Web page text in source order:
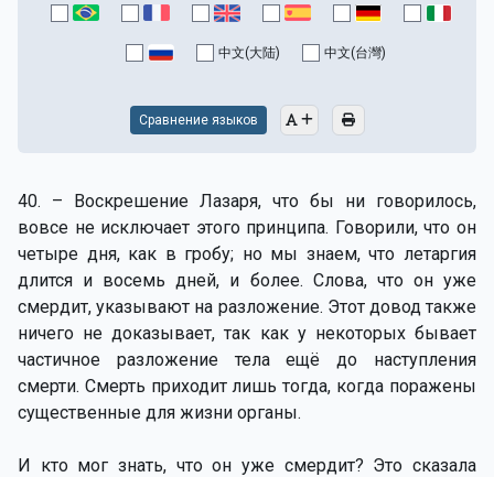
中文(大陆) 中文(台灣)
Сравнение языков
40. – Воскрешение Лазаря, что бы ни говорилось,
вовсе не исключает этого принципа. Говорили, что он
четыре дня, как в гробу; но мы знаем, что летаргия
длится и восемь дней, и более. Слова, что он уже
смердит, указывают на разложение. Этот довод также
ничего не доказывает, так как у некоторых бывает
частичное разложение тела ещё до наступления
смерти. Смерть приходит лишь тогда, когда поражены
существенные для жизни органы.
И кто мог знать, что он уже смердит? Это сказала